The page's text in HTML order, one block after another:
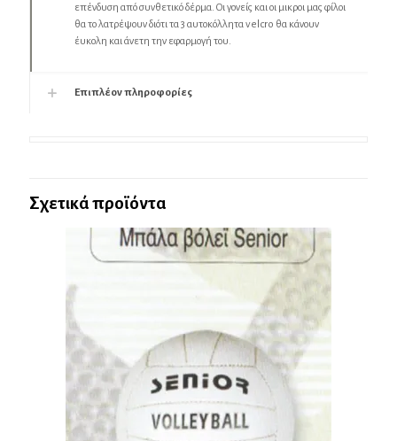
επένδυση από συνθετικό δέρμα. Οι γονείς και οι μικροι μας φίλοι
θα το λατρέψουν διότι τα 3 αυτοκόλλητα velcro θα κάνουν
έυκολη και άνετη την εφαρμογή του.
Επιπλέον πληροφορίες
Σχετικά προϊόντα